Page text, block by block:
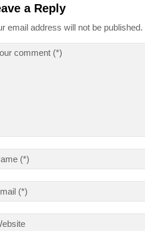
a Reply
email address will not be published.